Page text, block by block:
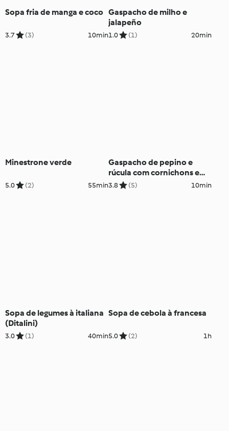
Sopa fria de manga e coco
3.7 (3) 10min
Gaspacho de milho e
jalapeño
1.0 (1) 20min
Minestrone verde
5.0 (2) 55min
Gaspacho de pepino e
rúcula com cornichons e
hortelã
3.8 (5) 10min
Sopa de legumes à italiana
(Ditalini)
3.0 (1) 40min
Sopa de cebola à francesa
5.0 (2) 1h